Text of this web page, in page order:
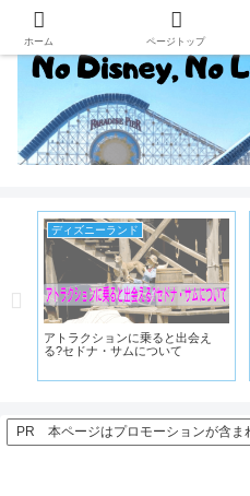
ディズニーランド
アトラクションに乗ると出会え
る?セドナ・サムについて
PR 本ページはプロモーションが含ま
ホーム ページトップ